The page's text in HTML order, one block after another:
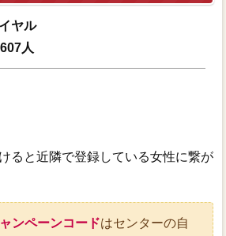
ーン情報
番組紹介
ダイヤル
ヤル
人
ると近隣で登録している女性に繋が
ンペーンコードはセンターの自